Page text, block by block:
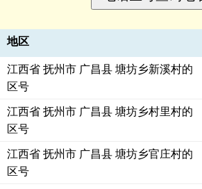
地区
江西省 抚州市 广昌县 塘坊乡新溪村的
区号
江西省 抚州市 广昌县 塘坊乡村里村的
区号
江西省 抚州市 广昌县 塘坊乡官庄村的
区号